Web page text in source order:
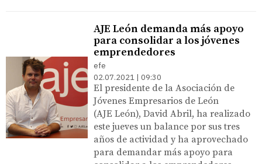
AJE León demanda más apoyo
para consolidar a los jóvenes
emprendedores
efe
02.07.2021 | 09:30
El presidente de la Asociación de
Jóvenes Empresarios de León
(AJE León), David Abril, ha realizado
este jueves un balance por sus tres
años de actividad y ha aprovechado
para demandar más apoyo para